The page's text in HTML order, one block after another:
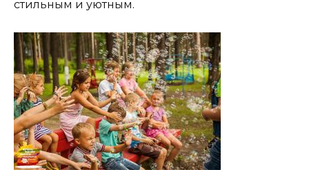
стильным и уютным.